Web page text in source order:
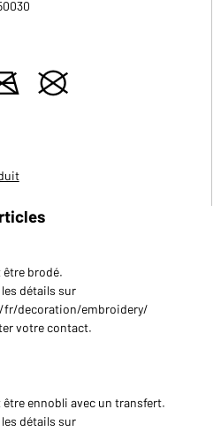
U
être brodé.
détails sur
fr/decoration/embroidery/
votre contact.
être ennobli avec un transfert.
détails sur